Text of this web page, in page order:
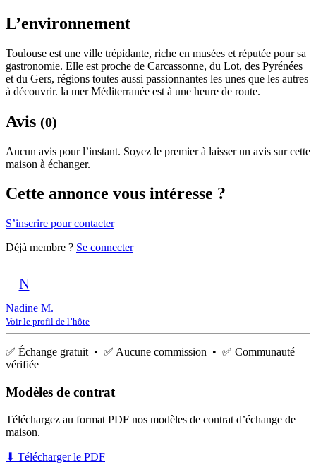
L’environnement
Toulouse est une ville trépidante, riche en musées et réputée pour sa
gastronomie. Elle est proche de Carcassonne, du Lot, des Pyrénées
et du Gers, régions toutes aussi passionnantes les unes que les autres
à découvrir. la mer Méditerranée est à une heure de route.
Avis (0)
Aucun avis pour l’instant. Soyez le premier à laisser un avis sur cette
maison à échanger.
Cette annonce vous intéresse ?
S’inscrire pour contacter
Déjà membre ? Se connecter
N
Nadine M.
Voir le profil de l’hôte
✅ Échange gratuit • ✅ Aucune commission • ✅ Communauté
vérifiée
Modèles de contrat
Téléchargez au format PDF nos modèles de contrat d’échange de
maison.
⬇ Télécharger le PDF